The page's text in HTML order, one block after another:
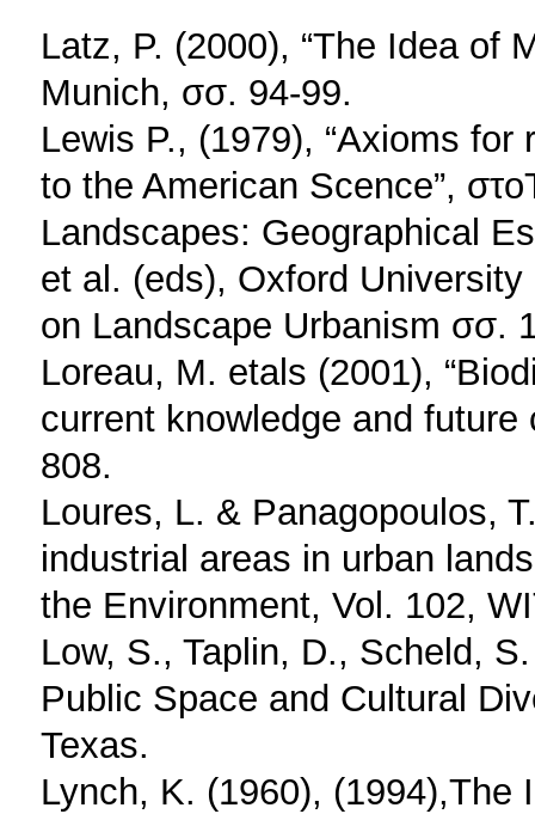
Latz, P. (2000), “The Idea of
Munich, σσ. 94-99.
Lewis P., (1979), “Axioms
to the American Scence”,
Landscapes: Geographical
et al. (eds), Oxford University
on Landscape Urbanism σσ.
Loreau, M. etals (2001),
current knowledge and
808.
Loures, L. & Panagopoulos,
industrial areas in urban
the Environment, Vol. 102,
Low, S., Taplin, D., Scheld,
Public Space and Cultural
Texas.
Lynch, K. (1960), (1994),The